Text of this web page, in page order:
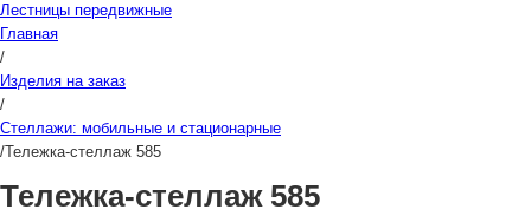
Лестницы передвижные
Главная
/
Изделия на заказ
/
Стеллажи: мобильные и стационарные
/Тележка-стеллаж 585
Тележка-стеллаж 585